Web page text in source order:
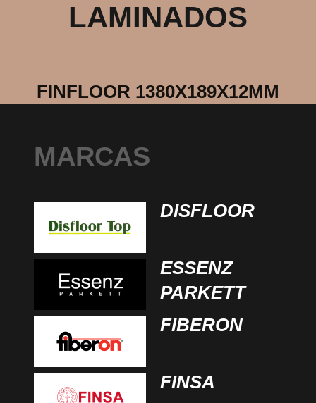
LAMINADOS
FINFLOOR 1380X189X12MM
MARCAS
DISFLOOR
ESSENZ
PARKETT
FIBERON
FINSA